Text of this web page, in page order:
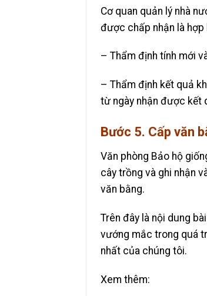
Cơ quan quản lý nhà
được chấp nhận là hợp
– Thẩm định tính mới
– Thẩm định kết quả
từ ngày nhận được kết
Bước 5. Cấp văn
Văn phòng Bảo hộ
cây trồng và ghi nhận
văn bằng.
Trên đây là nội dung
vướng mắc trong quá
nhất của chúng tôi.
Xem thêm: